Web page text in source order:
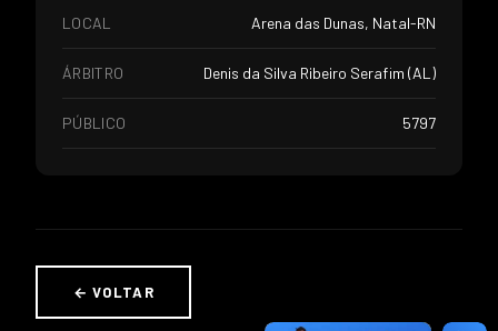
LOCAL Arena das Dunas, Natal-RN
ÁRBITRO Denis da Silva Ribeiro Serafim (AL)
PÚBLICO 5797
← VOLTAR